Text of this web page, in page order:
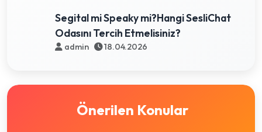
Segital mi Speaky mi?Hangi SesliChat
Odasını Tercih Etmelisiniz?
admin 18.04.2026
Önerilen Konular